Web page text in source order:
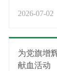
2026-07-02
为党旗增
献血活动